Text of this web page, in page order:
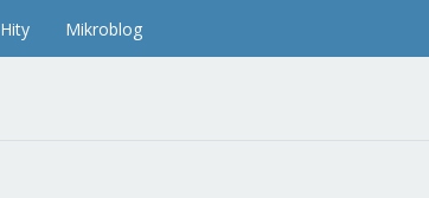
Hity Mikroblog